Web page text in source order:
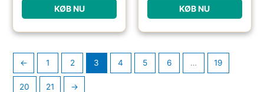
KØB NU KØB NU
← 1 2 3 4 5 6 … 19
20 21 →